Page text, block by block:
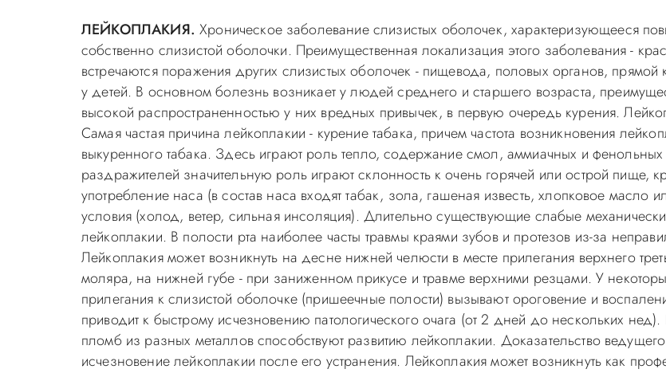
ЛЕЙКОПЛАКИЯ.Хроническое заболевание слизистых оболочек, характеризующееся
собственно слизистой оболочки. Преимущественная локализация этого заболевания -
встречаются поражения других слизистых оболочек - пищевода, половых органов,
у детей. В основном болезнь возникает у людей среднего и старшего возраста,
высокой распространенностью у них вредных привычек, в первую очередь курения.
Самая частая причина лейкоплакии - курение табака, причем частота возникновения
выкуренного табака. Здесь играют роль тепло, содержание смол, аммиачных и
раздражителей значительную роль играют склонность к очень горячей или острой пище,
употребление наса (в состав наса входят табак, зола, гашеная известь, хлопковое масло
условия (холод, ветер, сильная инсоляция). Длительно существующие слабые
лейкоплакии. В полости рта наиболее часты травмы краями зубов и протезов из-за
Лейкоплакия может возникнуть на десне нижней челюсти в месте прилегания верхнего
моляра, на нижней губе - при заниженном прикусе и травме верхними резцами. У
прилегания к слизистой оболочке (пришеечные полости) вызывают ороговение и
приводит к быстрому исчезновению патологического очага (от 2 дней до нескольких нед).
пломб из разных металлов способствуют развитию лейкоплакии. Доказательство
исчезновение лейкоплакии после его устранения. Лейкоплакия может возникнуть как